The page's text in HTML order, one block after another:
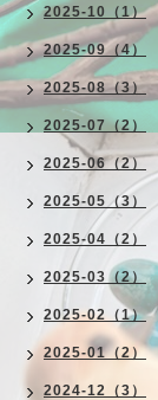
2025-10（1）
2025-09（4）
2025-08（3）
2025-07（2）
2025-06（2）
2025-05（3）
2025-04（2）
2025-03（2）
2025-02（1）
2025-01（2）
2024-12（3）